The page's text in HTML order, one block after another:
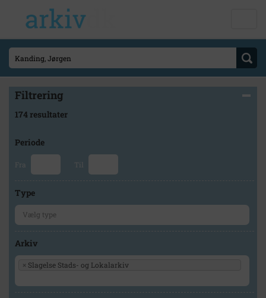
Filtrering
174 resultater
Periode
Fra Til
Type
Arkiv
× Slagelse Stads- og Lokalarkiv